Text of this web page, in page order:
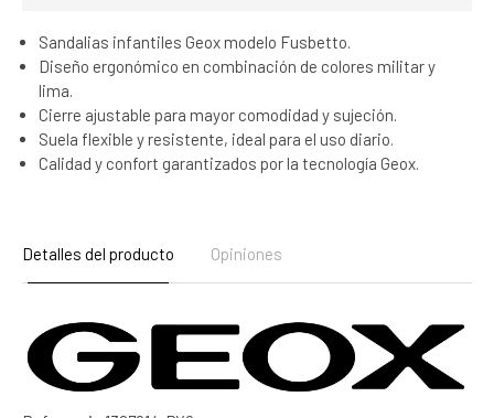
Sandalias infantiles Geox modelo Fusbetto.
Diseño ergonómico en combinación de colores militar y
lima.
Cierre ajustable para mayor comodidad y sujeción.
Suela flexible y resistente, ideal para el uso diario.
Calidad y confort garantizados por la tecnología Geox.
Detalles del producto Opiniones